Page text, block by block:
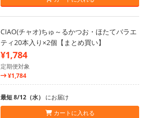
CIAO(チャオ)ちゅ～るかつお・ほたてバラエ
ティ20本入り×2個【まとめ買い】
¥1,784
定期便対象
¥1,784
最短 8/12（水） にお届け
カートに入れる